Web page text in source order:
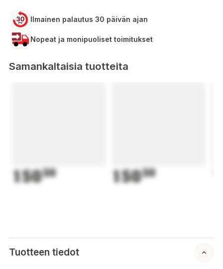
Ilmainen palautus 30 päivän ajan
Nopeat ja monipuoliset toimitukset
Samankaltaisia tuotteita
15050 15050
Tuotteen tiedot